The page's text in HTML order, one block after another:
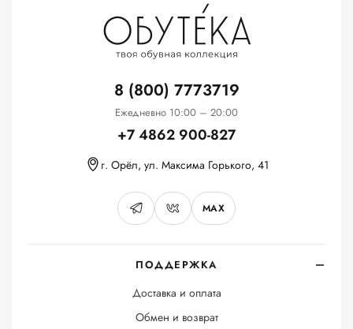
ПОДДЕРЖКА
Доставка и оплата
Обмен и возврат
8 (800) 7773719
Ежедневно 10:00 – 20:00
+7 4862 900-827
г. Орёл, ул. Максима Горького, 41
MAX